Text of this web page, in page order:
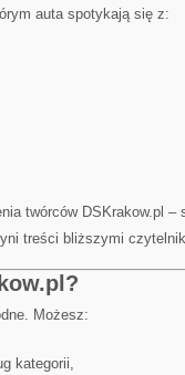
auta spotykają się z:
twórców DSKrakow.pl –
treści bliższymi
Możesz:
kategorii,